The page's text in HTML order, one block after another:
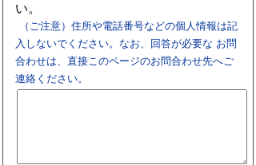
い。
（ご注意）住所や電話番号などの個人情報は記
入しないでください。なお、回答が必要な お問
合わせは、直接このページのお問合わせ先へご
連絡ください。